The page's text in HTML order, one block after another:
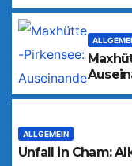
ALLGEMEIN
Unfall in Cham: